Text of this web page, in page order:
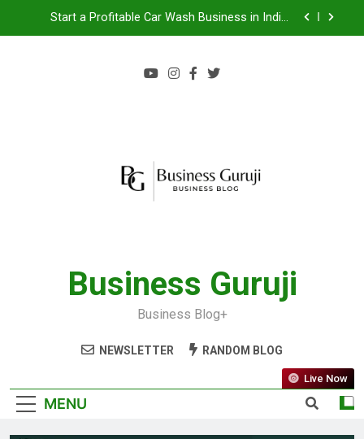
Start a Profitable Car Wash Business in India |
Start a Profitable Car Wash Business in India |
Complete Guide 2024
Business Guruji
Business Blog+
NEWSLETTER RANDOM BLOG
MENU
Live Now